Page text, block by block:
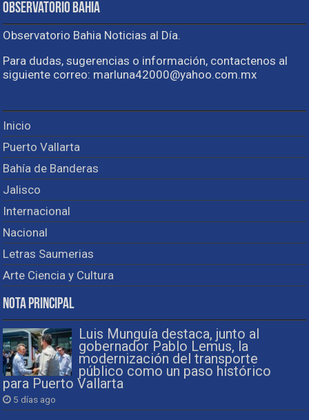
Observatorio Bahia
Observatorio Bahia Noticias al Día.
Para dudas, sugerencias o información, contactenos al
siguiente correo: marluna42000@yahoo.com.mx
Inicio
Puerto Vallarta
Bahía de Banderas
Jalisco
Internacional
Nacional
Letras Saumerias
Arte Ciencia y Cultura
Nota Principal
Luis Munguía destaca, junto al
gobernador Pablo Lemus, la
modernización del transporte
público como un paso histórico
para Puerto Vallarta
5 días ago